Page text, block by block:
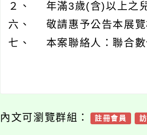
２、 年滿3歲(含)以上之兒
六、 敬請惠予公告本展覽
七、 本案聯絡人：聯合數
內文可瀏覽群組： 註冊會員